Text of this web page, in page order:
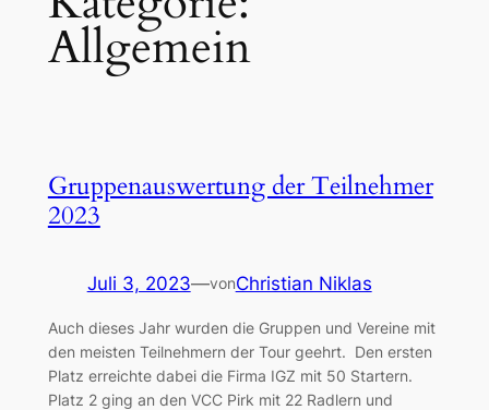
Allgemein
Gruppenauswertung der Teilnehmer
2023
Juli 3, 2023—vonChristian Niklas
Auch dieses Jahr wurden die Gruppen und Vereine mit
den meisten Teilnehmern der Tour geehrt. Den ersten
Platz erreichte dabei die Firma IGZ mit 50 Startern.
Platz 2 ging an den VCC Pirk mit 22 Radlern und